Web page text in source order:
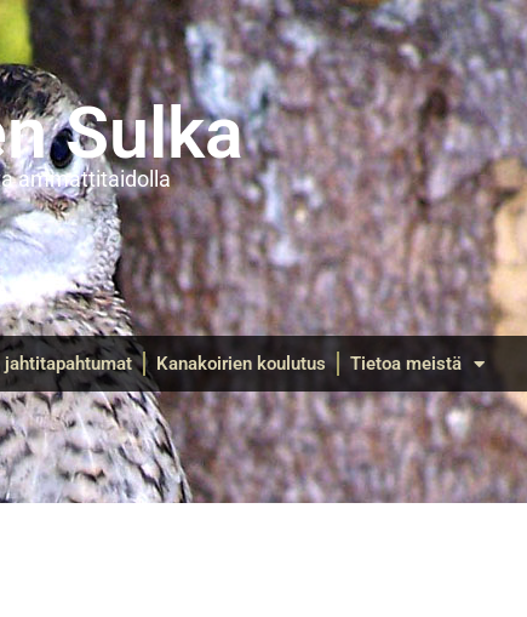
Sulka
ammattitaidolla
Kanakoirien koulutus Tietoa meistä